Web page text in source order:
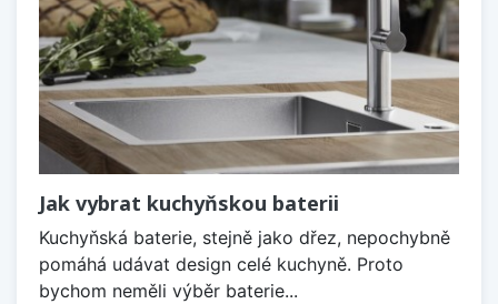
Jak vybrat kuchyňskou baterii
Kuchyňská baterie, stejně jako dřez, nepochybně
pomáhá udávat design celé kuchyně. Proto
bychom neměli výběr baterie...